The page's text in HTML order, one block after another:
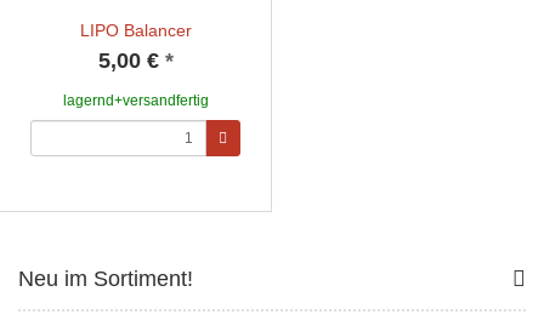
LIPO Balancer
5,00 € *
lagernd+versandfertig
Neu im Sortiment!